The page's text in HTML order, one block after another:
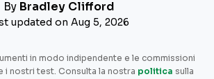
By Bradley Clifford
updated on Aug 5, 2026
in modo indipendente e le commissioni
i nostri test. Consulta la nostra politica sulla